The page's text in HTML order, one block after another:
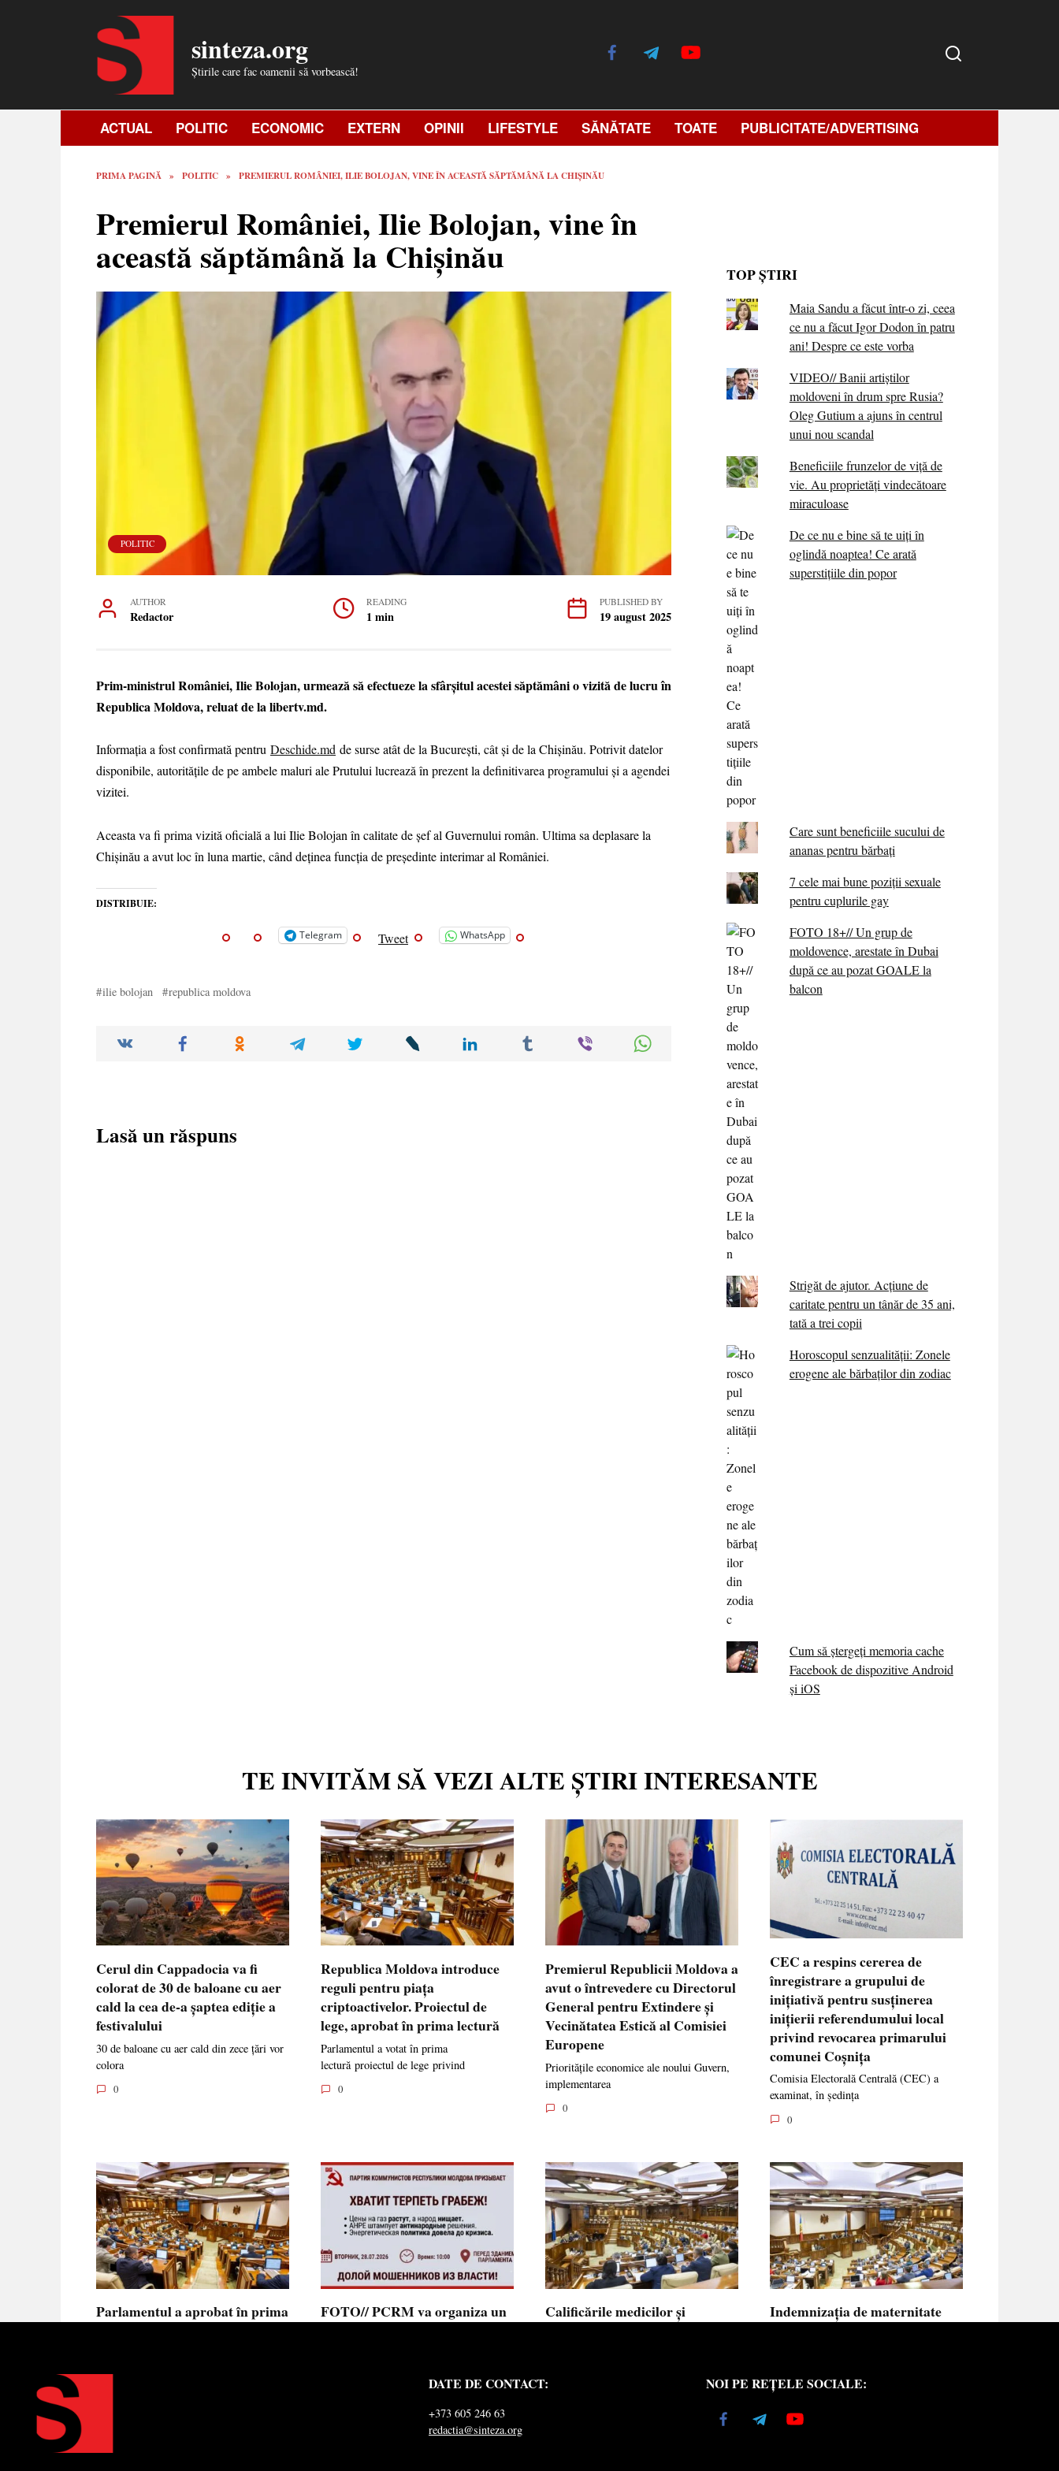
sinteza.org
Știrile care fac oamenii să vorbească!
ACTUAL POLITIC ECONOMIC EXTERN OPINII LIFESTYLE SĂNĂTATE TOATE PUBLICITATE/ADVERTISING
PRIMA PAGINĂ » POLITIC » PREMIERUL ROMÂNIEI, ILIE BOLOJAN, VINE ÎN ACEASTĂ SĂPTĂMÂNĂ LA CHIȘINĂU
Premierul României, Ilie Bolojan, vine în
această săptămână la Chișinău
POLITIC
AUTHOR
Redactor
READING
1 min
PUBLISHED BY
19 august 2025
Prim-ministrul României, Ilie Bolojan, urmează să efectueze la sfârșitul acestei săptămâni o vizită de lucru în
Republica Moldova, reluat de la libertv.md.
Informația a fost confirmată pentru Deschide.md de surse atât de la București, cât și de la Chișinău. Potrivit datelor
disponibile, autoritățile de pe ambele maluri ale Prutului lucrează în prezent la definitivarea programului și a agendei
vizitei.
Aceasta va fi prima vizită oficială a lui Ilie Bolojan în calitate de șef al Guvernului român. Ultima sa deplasare la
Chișinău a avut loc în luna martie, când deținea funcția de președinte interimar al României.
DISTRIBUIE:
Telegram Tweet WhatsApp
ilie bolojan republica moldova
Lasă un răspuns
TOP ȘTIRI
Maia Sandu a făcut într-o zi, ceea
ce nu a făcut Igor Dodon în patru
ani! Despre ce este vorba
VIDEO// Banii artiștilor
moldoveni în drum spre Rusia?
Oleg Gutium a ajuns în centrul
unui nou scandal
Beneficiile frunzelor de viță de
vie. Au proprietăţi vindecătoare
miraculoase
De ce nu e bine să te uiți în
oglindă noaptea! Ce arată
superstițiile din popor
Care sunt beneficiile sucului de
ananas pentru bărbați
7 cele mai bune poziții sexuale
pentru cuplurile gay
FOTO 18+// Un grup de
moldovence, arestate în Dubai
după ce au pozat GOALE la
balcon
Strigăt de ajutor. Acțiune de
caritate pentru un tânăr de 35 ani,
tată a trei copii
Horoscopul senzualității: Zonele
erogene ale bărbaților din zodiac
Cum să ștergeți memoria cache
Facebook de dispozitive Android
și iOS
TE INVITĂM SĂ VEZI ALTE ȘTIRI INTERESANTE
Cerul din Cappadocia va fi
colorat de 30 de baloane cu aer
cald la cea de-a șaptea ediție a
festivalului
30 de baloane cu aer cald din zece țări vor
colora
0
Republica Moldova introduce
reguli pentru piața
criptoactivelor. Proiectul de
lege, aprobat în prima lectură
Parlamentul a votat în prima
lectură proiectul de lege privind
0
Premierul Republicii Moldova a
avut o întrevedere cu Directorul
General pentru Extindere și
Vecinătatea Estică al Comisiei
Europene
Prioritățile economice ale noului Guvern,
implementarea
0
CEC a respins cererea de
înregistrare a grupului de
inițiativă pentru susținerea
inițierii referendumului local
privind revocarea primarului
comunei Coșnița
Comisia Electorală Centrală (CEC) a
examinat, în ședința
0
Parlamentul a aprobat în prima
FOTO// PCRM va organiza un
Partidul Comuniștilor din Republica
Calificările medicilor și
Calificările profesionale obținute de medici
Indemnizația de maternitate
copilului
Indemnizația de maternitate pentru femeile
necăsătorite
DATE DE CONTACT:
+373 605 246 63
redactia@sinteza.org
NOI PE REȚELE SOCIALE: